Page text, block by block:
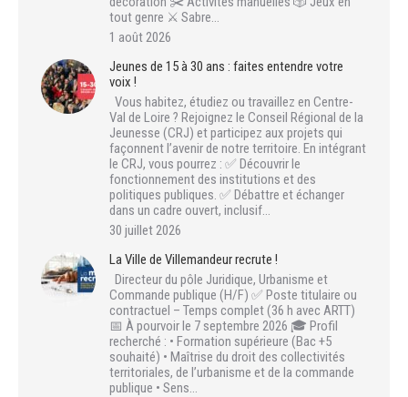
tout genre ⚔️ Sabre…
1 août 2026
Jeunes de 15 à 30 ans : faites entendre votre
voix !
Vous habitez, étudiez ou travaillez en Centre-
Val de Loire ? Rejoignez le Conseil Régional de la
Jeunesse (CRJ) et participez aux projets qui
façonnent l’avenir de notre territoire. En intégrant
le CRJ, vous pourrez : ✅ Découvrir le
fonctionnement des institutions et des
politiques publiques. ✅ Débattre et échanger
dans un cadre ouvert, inclusif…
30 juillet 2026
La Ville de Villemandeur recrute !
Directeur du pôle Juridique, Urbanisme et
Commande publique (H/F) ✅ Poste titulaire ou
contractuel – Temps complet (36 h avec ARTT)
📅 À pourvoir le 7 septembre 2026 🎓 Profil
recherché : • Formation supérieure (Bac +5
souhaité) • Maîtrise du droit des collectivités
territoriales, de l’urbanisme et de la commande
publique • Sens…